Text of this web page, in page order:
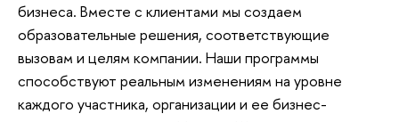
бизнеса. Вместе с клиентами мы создаем
образовательные решения, соответствующие
вызовам и целям компании. Наши программы
способствуют реальным изменениям на уровне
каждого участника, организации и ее бизнес-